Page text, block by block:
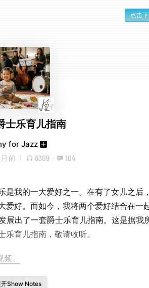
点击
士乐育儿指南
for Jazz
前 8309 · 104
是我的一大爱好之一。在有了女儿之后
爱好。而如今，我将两个爱好结合在一
展出了一套爵士乐育儿指南。这是据我
育儿指南，敬请收听。
。
法国中欧艺术创新中心发起了一个
开Show Notes